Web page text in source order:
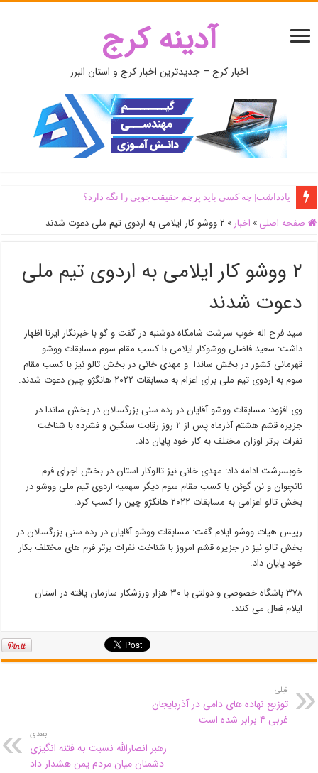
آدینه کرج
اخبار کرج – جدیدترین اخبار کرج و استان البرز
یادداشت| ‌چه کسی باید پرچم حقیقت‌جویی را نگه دارد؟
صفحه اصلی » اخبار » ۲ ووشو کار ایلامی به اردوی تیم ملی دعوت شدند
۲ ووشو کار ایلامی به اردوی تیم ملی
دعوت شدند
سید فرج اله خوب سرشت شامگاه دوشنبه در گفت و گو با خبرنگار ایرنا اظهار
داشت: سعید فاضلی ووشوکار ایلامی با کسب مقام سوم مسابقات ووشو
قهرمانی کشور در بخش ساندا و مهدی خانی در بخش تالو نیز با کسب مقام
سوم به اردوی تیم ملی برای اعزام به مسابقات ۲۰۲۲ هانگژو چین دعوت شدند.
وی افزود: مسابقات ووشو آقایان در رده سنی بزرگسالان در بخش ساندا در
جزیره قشم هشتم آذرماه پس از ۲ روز رقابت سنگین و فشرده با شناخت
نفرات برتر اوزان مختلف به کار خود پایان داد.
خوبسرشت ادامه داد: مهدی خانی نیز تالوکار استان در بخش اجرای فرم
نانچوان و نن گوئن با کسب مقام سوم دیگر سهمیه اردوی تیم ملی ووشو در
بخش تالو اعزامی به مسابقات ۲۰۲۲ هانگژو چین را کسب کرد.
رییس هیات ووشو ایلام گفت: مسابقات ووشو آقایان در رده سنی بزرگسالان در
بخش تالو نیز در جزیره قشم امروز با شناخت نفرات برتر فرم های مختلف بکار
خود پایان داد.
۳۷۸ باشگاه خصوصی و دولتی با ۳۰ هزار ورزشکار سازمان یافته در استان
ایلام فعال می کنند.
قبلی
توزیع نهاده های دامی در آذربایجان
غربی ۴ برابر شده است
بعدی
رهبر انصارالله نسبت به فتنه انگیزی
دشمنان میان مردم یمن هشدار داد